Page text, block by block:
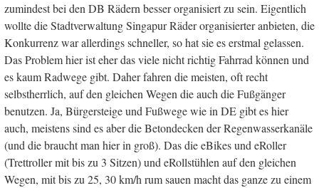
zumindest bei den DB Rädern besser organisiert zu sein. Eigentlich
wollte die Stadtverwaltung Singapur Räder organisierter anbieten, die
Konkurrenz war allerdings schneller, so hat sie es erstmal gelassen.
Das Problem hier ist eher das viele nicht richtig Fahrrad können und
es kaum Radwege gibt. Daher fahren die meisten, oft recht
selbstherrlich, auf den gleichen Wegen die auch die Fußgänger
benutzen. Ja, Bürgersteige und Fußwege wie in DE gibt es hier
auch, meistens sind es aber die Betondecken der Regenwasserkanäle
(und die braucht man hier in groß). Das die eBikes und eRoller
(Trettroller mit bis zu 3 Sitzen) und eRollstühlen auf den gleichen
Wegen, mit bis zu 25, 30 km/h rum sauen macht das ganze zu einem